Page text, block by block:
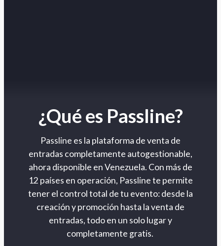
¿Qué es Passline?
Passline es la plataforma de venta de
entradas completamente autogestionable,
ahora disponible en Venezuela. Con más de
12 países en operación, Passline te permite
tener el control total de tu evento: desde la
creación y promoción hasta la venta de
entradas, todo en un solo lugar y
completamente gratis.